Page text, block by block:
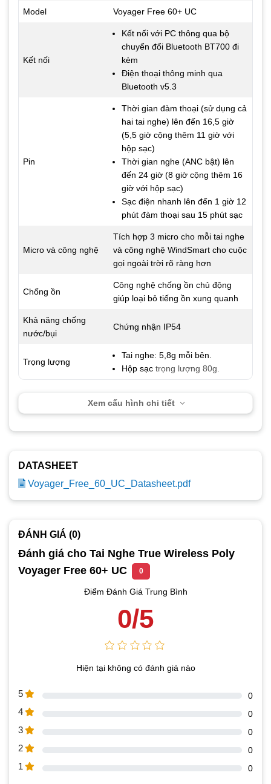
Model Voyager Free 60+ UC
Kết nối
Kết nối với PC thông qua bộ
chuyển đổi Bluetooth BT700 đi
kèm
Điện thoại thông minh qua
Bluetooth v5.3
Pin
Thời gian đàm thoại (sử dụng cả
hai tai nghe) lên đến 16,5 giờ
(5,5 giờ cộng thêm 11 giờ với
hộp sạc)
Thời gian nghe (ANC bật) lên
đến 24 giờ (8 giờ cộng thêm 16
giờ với hộp sạc)
Sạc điện nhanh lên đến 1 giờ 12
phút đàm thoại sau 15 phút sạc
Micro và công nghệ
Tích hợp 3 micro cho mỗi tai nghe
và công nghệ WindSmart cho cuộc
gọi ngoài trời rõ ràng hơn
Chống ồn
Công nghệ chống ồn chủ động
giúp loại bỏ tiếng ồn xung quanh
Khả năng chống
nước/bụi
Chứng nhận IP54
Trọng lượng
Tai nghe: 5,8g mỗi bên.
Hộp sạctrọng lượng 80g.
Xem cấu hình chi tiết
DATASHEET
Voyager_Free_60_UC_Datasheet.pdf
ĐÁNH GIÁ (0)
Đánh giá cho Tai Nghe True Wireless Poly
Voyager Free 60+ UC
0
Điểm Đánh Giá Trung Bình
0/5
Hiện tại không có đánh giá nào
5 0
4 0
3 0
2 0
1 0